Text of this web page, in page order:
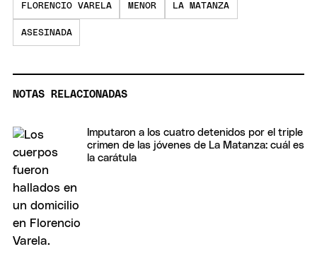
FLORENCIO VARELA MENOR LA MATANZA
ASESINADA
NOTAS RELACIONADAS
Imputaron a los cuatro detenidos por el triple
crimen de las jóvenes de La Matanza: cuál es
la carátula